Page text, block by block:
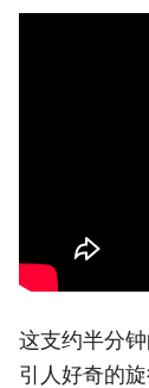
这支约半分
引人好奇的